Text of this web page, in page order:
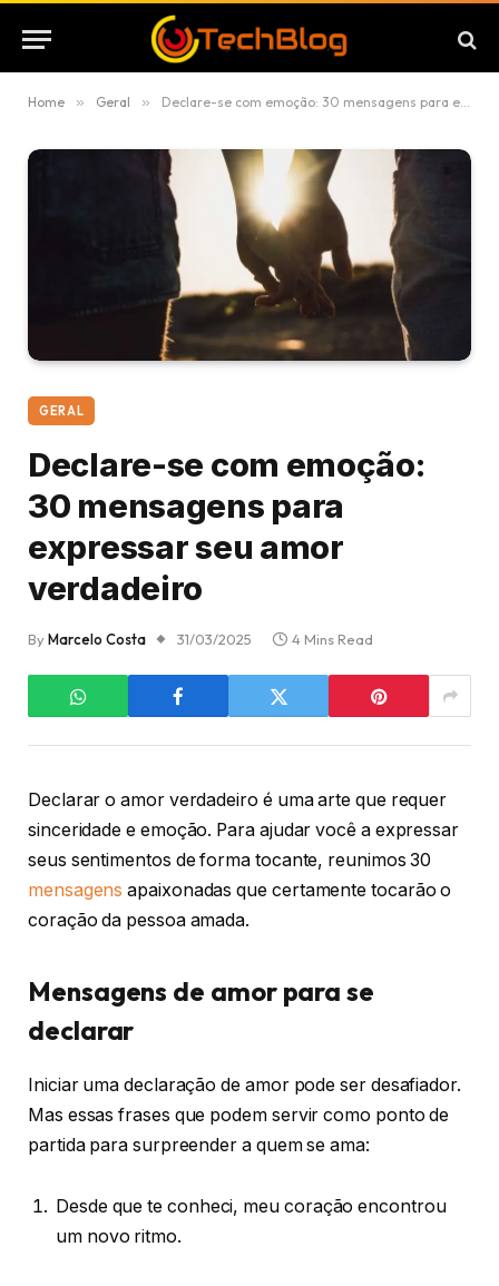
Home » Geral » Declare-se com emoção: 30 mensagens para expressar seu amor verdadeiro
GERAL
Declare-se com emoção:
30 mensagens para
expressar seu amor
verdadeiro
ByMarcelo Costa 31/03/2025 4 Mins Read
Declarar o amor verdadeiro é uma arte que requer
sinceridade e emoção. Para ajudar você a expressar
seus sentimentos de forma tocante, reunimos 30
mensagens apaixonadas que certamente tocarão o
coração da pessoa amada.
Mensagens de amor para se
declarar
Iniciar uma declaração de amor pode ser desafiador.
Mas essas frases que podem servir como ponto de
partida para surpreender a quem se ama:
Desde que te conheci, meu coração encontrou
um novo ritmo.